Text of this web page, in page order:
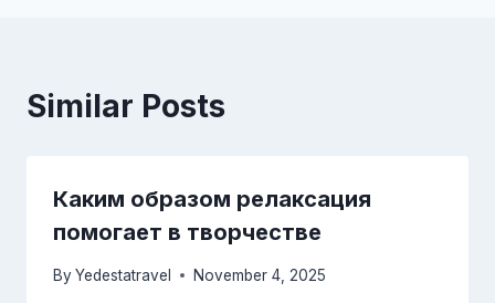
Similar Posts
Каким образом релаксация
помогает в творчестве
By Yedestatravel November 4, 2025